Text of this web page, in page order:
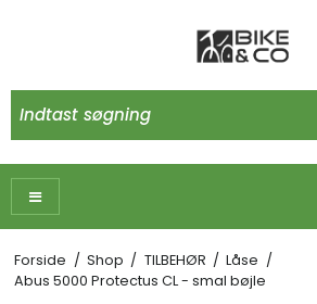
Forside / Shop / TILBEHØR / Låse /
Abus 5000 Protectus CL - smal bøjle